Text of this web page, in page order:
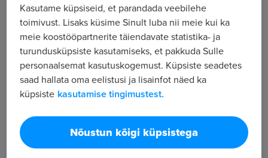
Kõik tööpakkumised
Tööpakkuja tutvustus
4
Töötajate arv
11 218
Vaatamised
Kasutame küpsiseid, et parandada veebilehe
toimivust. Lisaks küsime Sinult luba nii meie kui ka
meie koostööpartnerite täiendavate statistika- ja
turundusküpsiste kasutamiseks, et pakkuda Sulle
personaalsemat kasutuskogemust. Küpsiste seadetes
saad hallata oma eelistusi ja lisainfot näed ka
küpsiste kasutamise tingimustest.
Nõustun kõigi küpsistega